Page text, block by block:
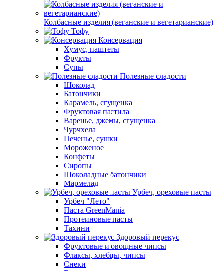
Колбасные изделия (веганские и вегетарианские)
Тофу
Консервация
Хумус, паштеты
Фрукты
Супы
Полезные сладости
Шоколад
Батончики
Карамель, сгущенка
Фруктовая пастила
Варенье, джемы, сгущенка
Чурчхела
Печенье, сушки
Мороженое
Конфеты
Сиропы
Шоколадные батончики
Мармелад
Урбеч, ореховые пасты
Урбеч "Лето"
Паста GreenMania
Протеиновые пасты
Тахини
Здоровый перекус
Фруктовые и овощные чипсы
Флаксы, хлебцы, чипсы
Снеки